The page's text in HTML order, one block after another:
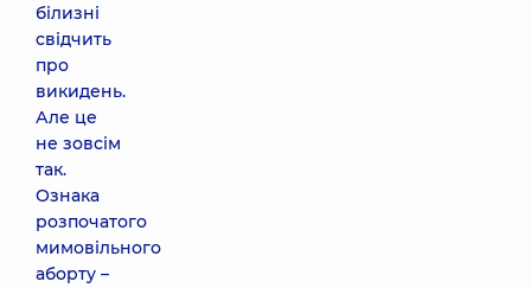
білизні
свідчить
про
викидень.
Але це
не зовсім
так.
Ознака
розпочатого
мимовільного
аборту –